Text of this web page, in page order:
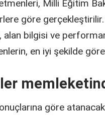
Milli Eğitim
göre
alan bilgisi ve
en iyi şekilde
göre